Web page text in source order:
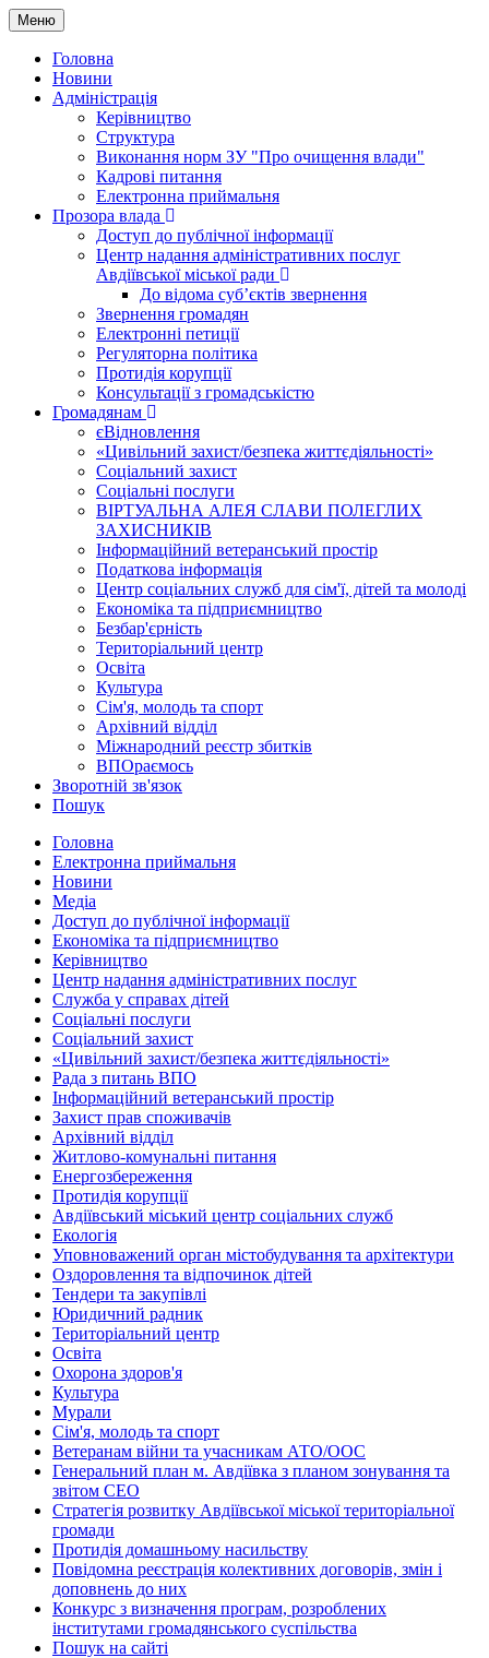
Меню
Головна
Новини
Адміністрація
Керівництво
Структура
Виконання норм ЗУ "Про очищення влади"
Кадрові питання
Електронна приймальня
Прозора влада
Доступ до публічної інформації
Центр надання адміністративних послуг
Авдіївської міської ради
До відома суб’єктів звернення
Звернення громадян
Електронні петиції
Регуляторна політика
Протидія корупції
Консультації з громадськістю
Громадянам
єВідновлення
«Цивільний захист/безпека життєдіяльності»
Соціальний захист
Соціальні послуги
ВІРТУАЛЬНА АЛЕЯ СЛАВИ ПОЛЕГЛИХ
ЗАХИСНИКІВ
Інформаційний ветеранський простір
Податкова інформація
Центр соціальних служб для сім'ї, дітей та молоді
Економіка та підприємництво
Безбар'єрність
Територіальний центр
Освіта
Культура
Сім'я, молодь та спорт
Архівний відділ
Міжнародний реєстр збитків
ВПОраємось
Зворотній зв'язок
Пошук
Головна
Електронна приймальня
Новини
Медіа
Доступ до публічної інформації
Економіка та підприємництво
Керівництво
Центр надання адміністративних послуг
Служба у справах дітей
Соціальні послуги
Соціальний захист
«Цивільний захист/безпека життєдіяльності»
Рада з питань ВПО
Інформаційний ветеранський простір
Захист прав споживачів
Архівний відділ
Житлово-комунальні питання
Енергозбереження
Протидія корупції
Авдіївський міський центр соціальних служб
Екологія
Уповноважений орган містобудування та архітектури
Оздоровлення та відпочинок дітей
Тендери та закупівлі
Юридичний радник
Територіальний центр
Освіта
Охорона здоров'я
Культура
Мурали
Сім'я, молодь та спорт
Ветеранам війни та учасникам АТО/ООС
Генеральний план м. Авдіївка з планом зонування та
звітом СЕО
Стратегія розвитку Авдіївської міської територіальної
громади
Протидія домашньому насильству
Повідомна реєстрація колективних договорів, змін і
доповнень до них
Конкурс з визначення програм, розроблених
інститутами громадянського суспільства
Пошук на сайті